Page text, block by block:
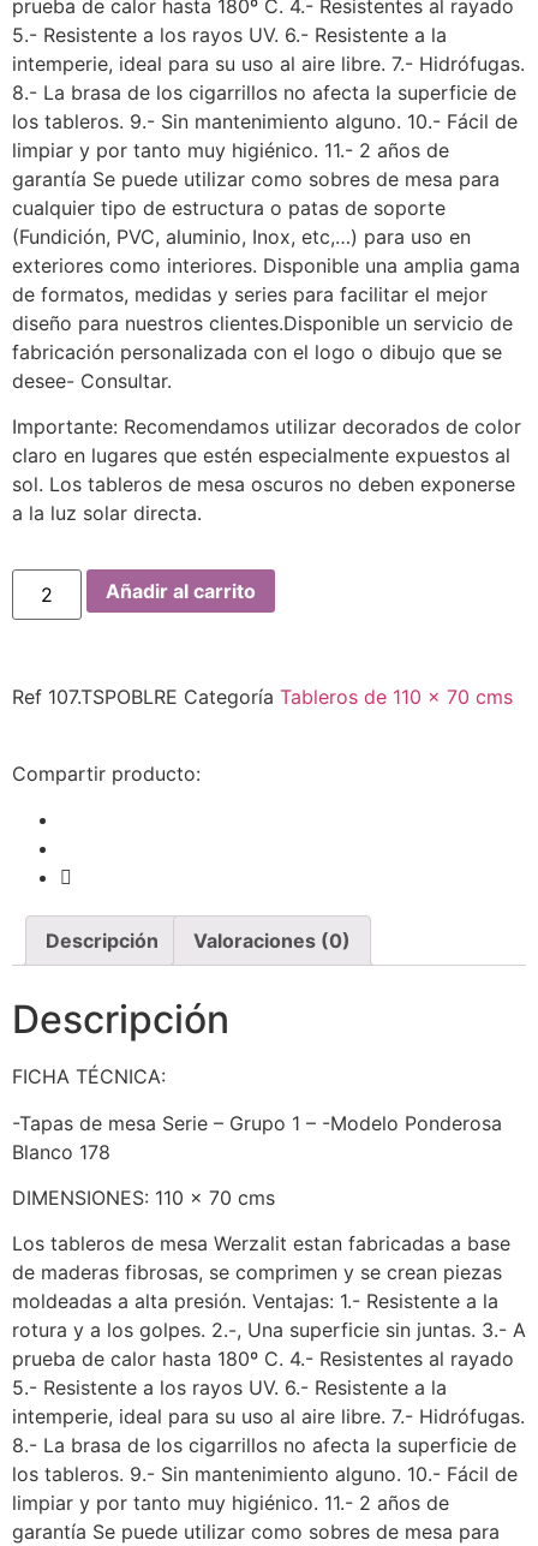
prueba de calor hasta 180º C. 4.- Resistentes al rayado
5.- Resistente a los rayos UV. 6.- Resistente a la
intemperie, ideal para su uso al aire libre. 7.- Hidrófugas.
8.- La brasa de los cigarrillos no afecta la superficie de
los tableros. 9.- Sin mantenimiento alguno. 10.- Fácil de
limpiar y por tanto muy higiénico. 11.- 2 años de
garantía Se puede utilizar como sobres de mesa para
cualquier tipo de estructura o patas de soporte
(Fundición, PVC, aluminio, Inox, etc,…) para uso en
exteriores como interiores. Disponible una amplia gama
de formatos, medidas y series para facilitar el mejor
diseño para nuestros clientes.Disponible un servicio de
fabricación personalizada con el logo o dibujo que se
desee- Consultar.
Importante: Recomendamos utilizar decorados de color
claro en lugares que estén especialmente expuestos al
sol. Los tableros de mesa oscuros no deben exponerse
a la luz solar directa.
Añadir al carrito
Ref 107.TSPOBLRE Categoría Tableros de 110 x 70 cms
Compartir producto:
Descripción Valoraciones (0)
Descripción
FICHA TÉCNICA:
-Tapas de mesa Serie – Grupo 1 – -Modelo Ponderosa
Blanco 178
DIMENSIONES: 110 x 70 cms
Los tableros de mesa Werzalit estan fabricadas a base
de maderas fibrosas, se comprimen y se crean piezas
moldeadas a alta presión. Ventajas: 1.- Resistente a la
rotura y a los golpes. 2.-, Una superficie sin juntas. 3.- A
prueba de calor hasta 180º C. 4.- Resistentes al rayado
5.- Resistente a los rayos UV. 6.- Resistente a la
intemperie, ideal para su uso al aire libre. 7.- Hidrófugas.
8.- La brasa de los cigarrillos no afecta la superficie de
los tableros. 9.- Sin mantenimiento alguno. 10.- Fácil de
limpiar y por tanto muy higiénico. 11.- 2 años de
garantía Se puede utilizar como sobres de mesa para